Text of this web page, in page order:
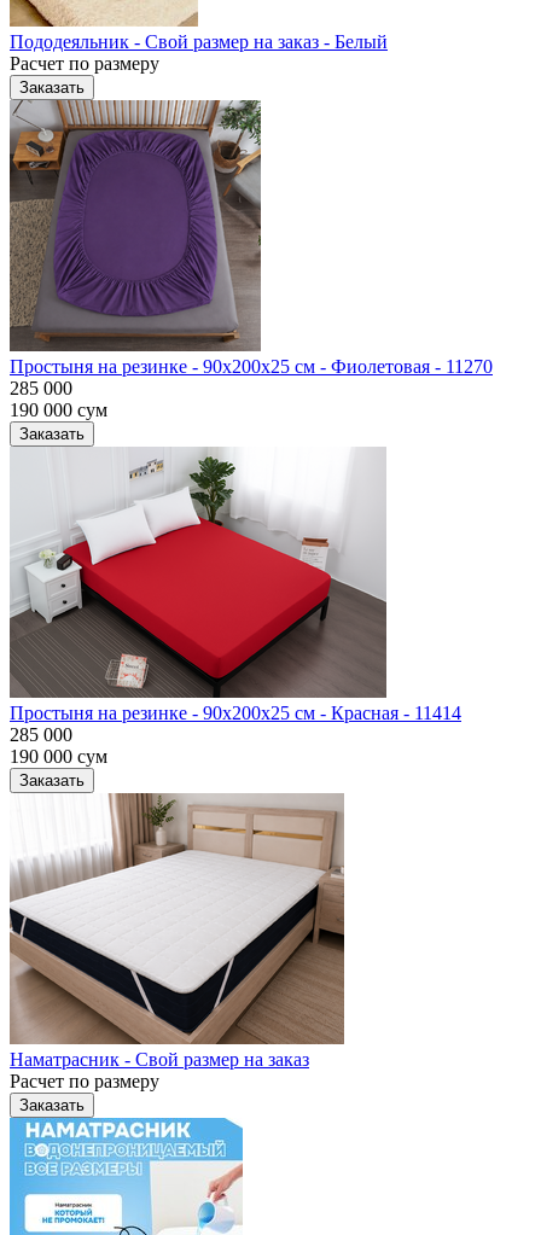
Пододеяльник - Свой размер на заказ - Белый
Расчет по размеру
Заказать
Простыня на резинке - 90x200x25 cм - Фиолетовая - 11270
285 000
190 000 сум
Заказать
Простыня на резинке - 90x200x25 cм - Красная - 11414
285 000
190 000 сум
Заказать
Наматрасник - Свой размер на заказ
Расчет по размеру
Заказать